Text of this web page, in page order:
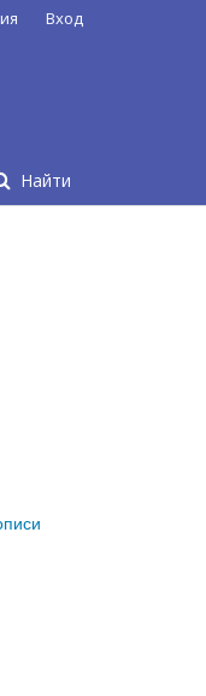
Найти
Вход